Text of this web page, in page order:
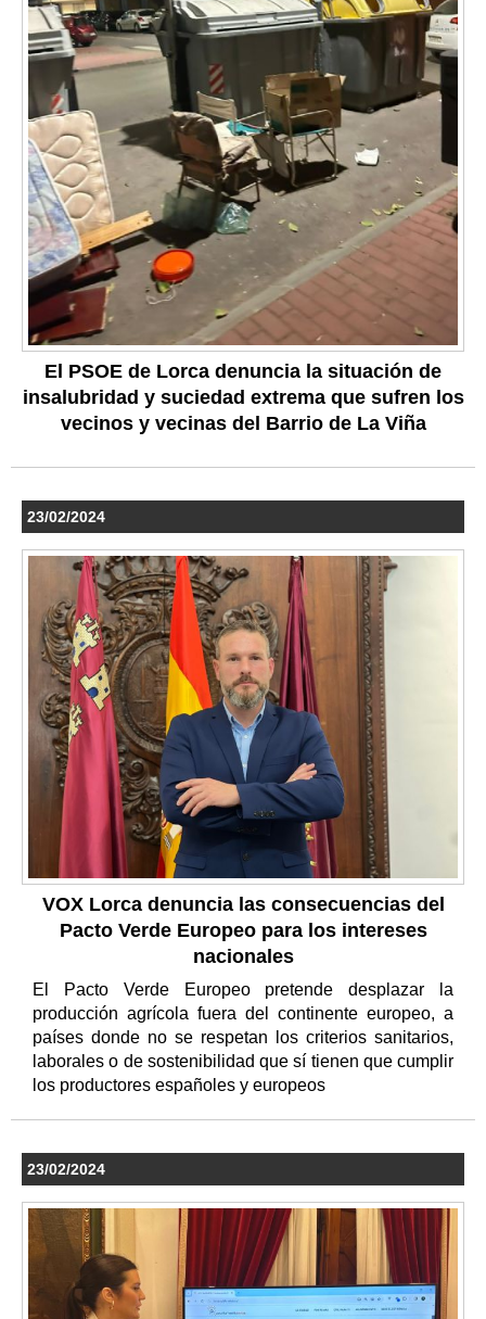
El PSOE de Lorca denuncia la situación de
insalubridad y suciedad extrema que sufren los
vecinos y vecinas del Barrio de La Viña
23/02/2024
VOX Lorca denuncia las consecuencias del
Pacto Verde Europeo para los intereses
nacionales
El Pacto Verde Europeo pretende desplazar la
producción agrícola fuera del continente europeo, a
países donde no se respetan los criterios sanitarios,
laborales o de sostenibilidad que sí tienen que cumplir
los productores españoles y europeos
23/02/2024